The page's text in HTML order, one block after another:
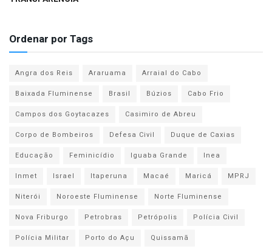
Ordenar por Tags
Angra dos Reis Araruama
Arraial do Cabo
Baixada Fluminense
Brasil Búzios
Cabo Frio
Campos dos Goytacazes
Casimiro de Abreu
Corpo de Bombeiros
Defesa Civil
Duque de Caxias
Educação
Feminicídio Iguaba Grande
Inea
Inmet
Israel Itaperuna Macaé Maricá
MPRJ
Niterói
Noroeste Fluminense
Norte Fluminense
Nova Friburgo
Petrobras Petrópolis
Polícia Civil
Polícia Militar
Porto do Açu
Quissamã